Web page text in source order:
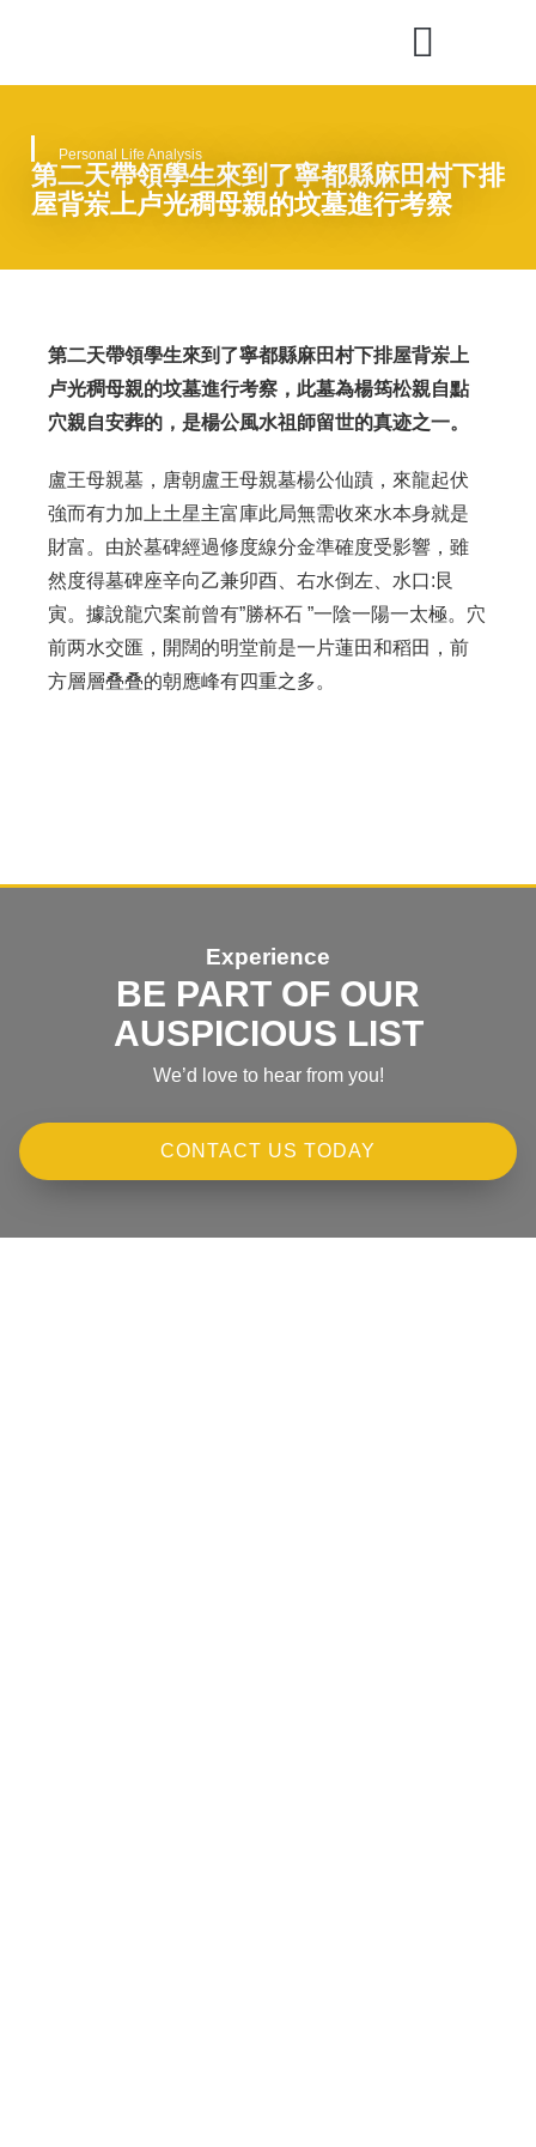
Personal Life Analysis
第二天帶領學生來到了寧都縣麻田村下排
屋背岽上卢光稠母親的坟墓進行考察
第二天帶領學生來到了寧都縣麻田村下排屋背岽上
卢光稠母親的坟墓進行考察，此墓為楊筠松親自點
穴親自安葬的，是楊公風水祖師留世的真迹之一。
盧王母親墓，唐朝盧王母親墓楊公仙蹟，來龍起伏
強而有力加上土星主富庫此局無需收來水本身就是
財富。由於墓碑經過修度線分金準確度受影響，雖
然度得墓碑座辛向乙兼卯酉、右水倒左、水口:艮
寅。據說龍穴案前曾有”勝杯石 ”一陰一陽一太極。穴
前两水交匯，開闊的明堂前是一片蓮田和稻田，前
方層層叠叠的朝應峰有四重之多。
Experience
BE PART OF OUR
AUSPICIOUS LIST
We’d love to hear from you!
CONTACT US TODAY